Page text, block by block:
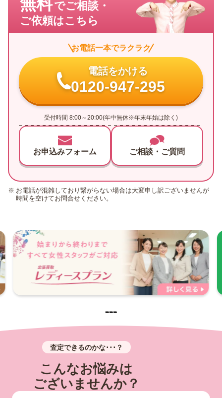
無料でご相談・
ご依頼はこちら
お電話一本でラクラク
電話をかける
0120-947-295
受付時間 8:00～20:00(年中無休※年末年始は除く)
お申込みフォーム ご相談・ご質問
お電話が混雑しており繋がらない場合は大変申し訳ございませんが
時間を空けてお問合せください。
査定できるのかな･･･？
こんなお悩みは
ございませんか？